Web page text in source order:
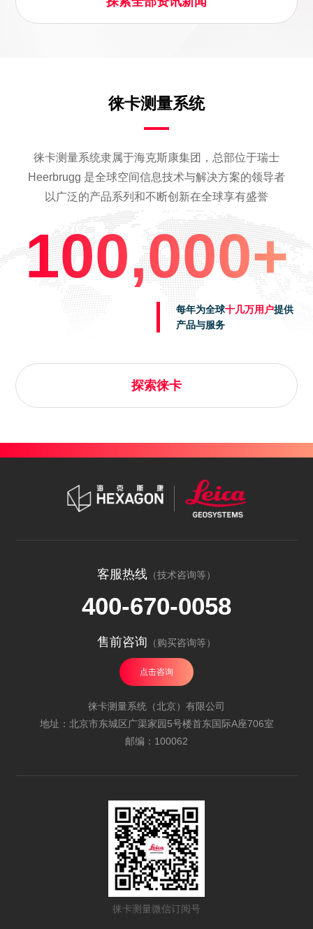
徕卡测量系统
徕卡测量系统隶属于海克斯康集团，总部位于瑞士
Heerbrugg 是全球空间信息技术与解决方案的领导者
以广泛的产品系列和不断创新在全球享有盛誉
100,000+
每年为全球十几万用户提供
产品与服务
探索徕卡
客服热线 （技术咨询等）
400-670-0058
售前咨询 （购买咨询等）
点击咨询
徕卡测量系统（北京）有限公司
地址：北京市东城区广渠家园5号楼首东国际A座706室
邮编：100062
徕卡测量微信订阅号